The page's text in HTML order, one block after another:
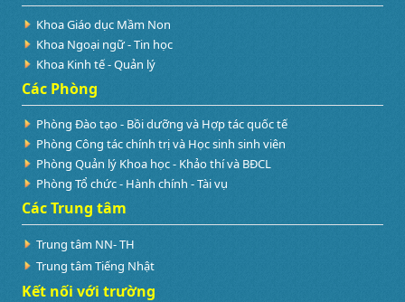
Khoa Giáo dục Mầm Non
Khoa Ngoại ngữ - Tin học
Khoa Kinh tế - Quản lý
Các Phòng
Phòng Đào tạo - Bồi dưỡng và Hợp tác quốc tế
Phòng Công tác chính trị và Học sinh sinh viên
Phòng Quản lý Khoa học - Khảo thí và BĐCL
Phòng Tổ chức - Hành chính - Tài vụ
Các Trung tâm
Trung tâm NN- TH
Trung tâm Tiếng Nhật
Kết nối với trường